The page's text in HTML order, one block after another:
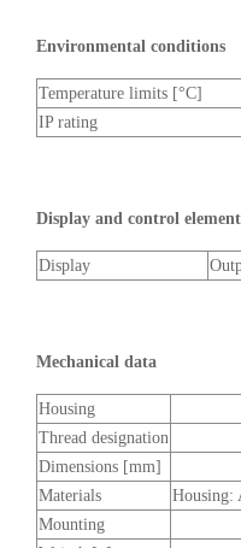
Environmental conditions
Temperature limits [°C]
IP rating
Display and control
Display
Mechanical data
Housing
Thread designation
Dimensions [mm]
Materials
Housing:
Mounting